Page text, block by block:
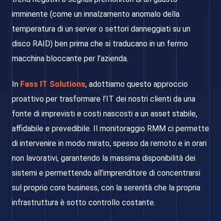
imminente (come un innalzamento anomalo della
temperatura di un server o settori danneggiati su un
disco RAID) ben prima che si traducano in un fermo
macchina bloccante per l’azienda.
In Fass IT Solutions, adottiamo questo approccio
proattivo per trasformare l’IT dei nostri clienti da una
fonte di imprevisti e costi nascosti a un asset stabile,
affidabile e prevedibile. Il monitoraggio RMM ci permette
di intervenire in modo mirato, spesso da remoto e in orari
non lavorativi, garantendo la massima disponibilità dei
sistemi e permettendo all’imprenditore di concentrarsi
sul proprio core business, con la serenità che la propria
infrastruttura è sotto controllo costante.